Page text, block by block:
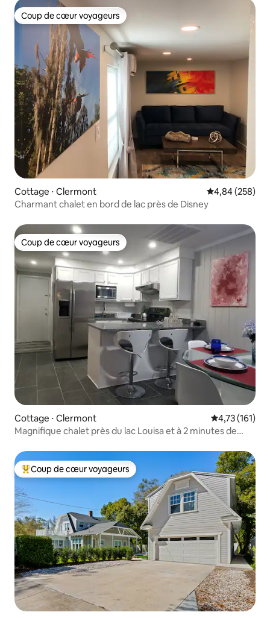
Coup de cœur voyageurs
Coup de cœur voyageurs
Cottage ⋅ Clermont Évaluation
4,84 (258)
Charmant chalet en bord de lac près de Disney
Coup de cœur voyageurs
Coup de cœur voyageurs
Cottage ⋅ Clermont Évaluation
4,73 (161)
Magnifique chalet près du lac Louisa et à 2 minutes de
Coups de cœur voyageurs les plus appréciés
Coup de cœur voyageurs